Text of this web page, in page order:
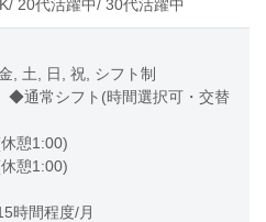
20代活躍中/ 30代活躍中
, 土, 日, 祝, シフト制
◆通常シフト(時間選択可・交替
憩1:00)
憩1:00)
時間程度/月